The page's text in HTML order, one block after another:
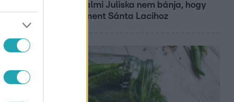
Széphalmi Juliska nem bánja, hogy
hozzáment Sánta Lacihoz